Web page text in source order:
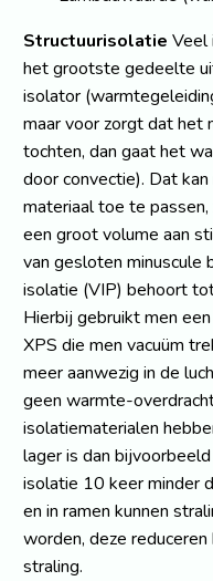
Structuurisolatie Veel
het grootste gedeelte
isolator
maar voor zorgt dat het
tochten, dan gaat het
door convectie). Dat
materiaal toe te
een groot volume aan
van gesloten minuscule
isolatie (VIP) behoort
Hierbij gebruikt men
XPS die men vacuüm
meer aanwezig in de
geen warmte-
isolatiematerialen
lager is dan
isolatie 10 keer minder
en in ramen kunnen
worden, deze
straling.